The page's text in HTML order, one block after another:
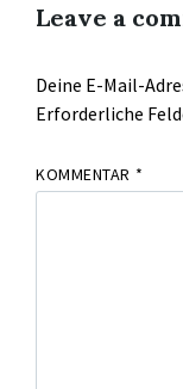
Leave a
Deine E-Mail-
Erforderliche
KOMMENTAR *